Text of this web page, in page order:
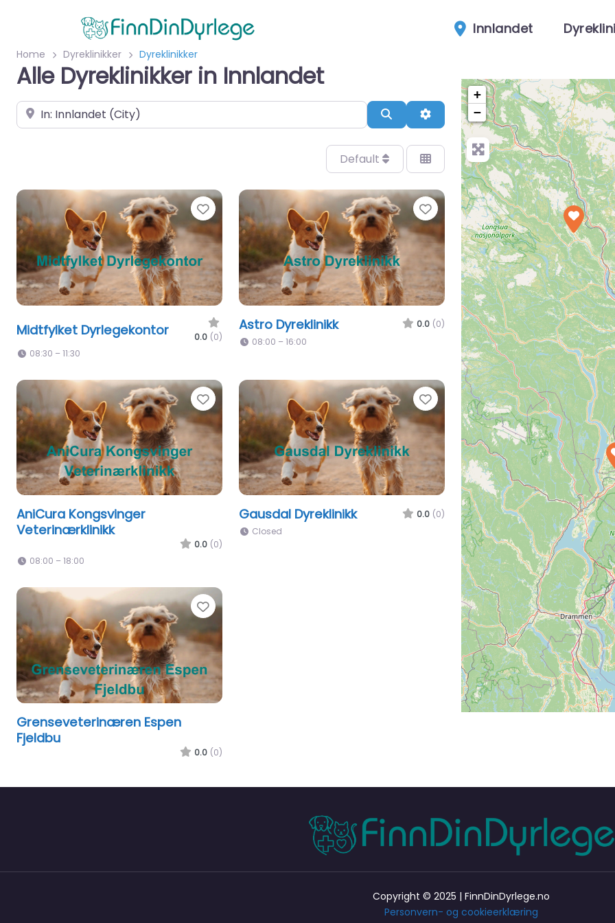
Innlandet
Home Dyreklinikker Dyreklinikker
Alle Dyreklinikker in Innlandet
Velg by/sted SearchAdvanced Filters
Default
Favorite
Midtfylket Dyrlegekontor 0.0 (0)
08:30 – 11:30
Favorite
Astro Dyreklinikk 0.0 (0)
08:00 – 16:00
Favorite
AniCura Kongsvinger
Veterinærklinikk
0.0 (0)
08:00 – 18:00
Favorite
Gausdal Dyreklinikk 0.0 (0)
Closed
Favorite
Grenseveterinæren Espen
Fjeldbu
0.0 (0)
+
−
Copyright © 2025 | FinnDinDyrlege.no
Personvern- og cookieerklæring